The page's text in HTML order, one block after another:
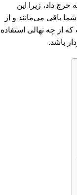
داد، زیرا این
باقی می‌مانند و از
از چه نهالی استفاده
باشد.